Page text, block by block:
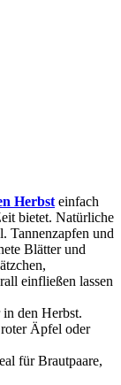
Herbst einfach
bietet. Natürliche
Tannenzapfen und
Blätter und
einfließen lassen
in den Herbst.
Äpfel oder
für Brautpaare,